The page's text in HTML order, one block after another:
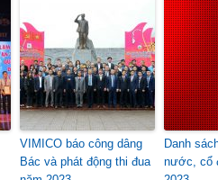
VIMICO báo công dâng
Bác và phát động thi đua
Danh
nước, cổ